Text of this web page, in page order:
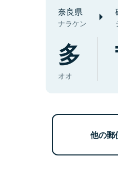
奈良県
ナラケン
多
オオ
他の郵